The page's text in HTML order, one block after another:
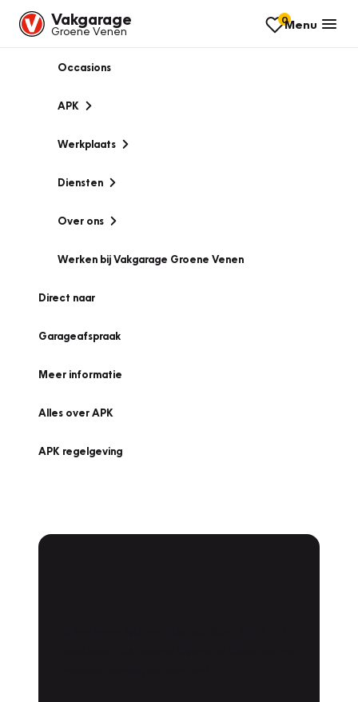
Vakgarage
Groene Venen
0Menu
Occasions
APK
Werkplaats
Diensten
Over ons
Werken bij Vakgarage Groene Venen
Direct naar
Garageafspraak
Meer informatie
Alles over APK
APK regelgeving